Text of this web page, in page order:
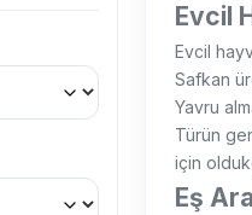
Evcil
Evcil
Safkan
Yavru
Türün
için
Eş